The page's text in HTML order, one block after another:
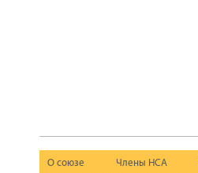
О союзе Члены НСА